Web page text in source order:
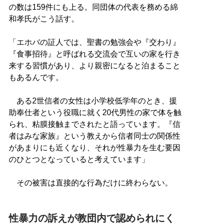
の数は159件にも上る。同団体の代表を務める綿
和孝氏がこう話す。
「エホバの証人では、聖書の勉強会や『交わり』
『食事招待』と呼ばれる交流会で互いの家を行き
来する習慣があり、より親密になると泊まること
もあるんです。
ある2世信者の女性は小学校低学年のとき、援
助奉仕者という役職に就く20代男性の家で体を触
られ、粘膜接触までされたと語っています。『信
者はみな家族』という教えから信者同士の関係性
があまりにも近くなり、それが性暴力を生む要因
のひとつとなっていると考えています」
その被害は直接的な行為だけに終わらない。
性暴力の訴えが教団内で認められにく